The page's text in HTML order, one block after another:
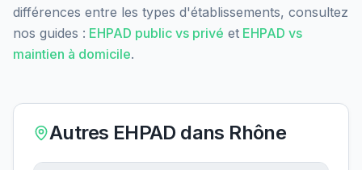
différences entre les types d'établissements, consultez
nos guides : EHPAD public vs privé et EHPAD vs
maintien à domicile.
Autres EHPAD dans Rhône